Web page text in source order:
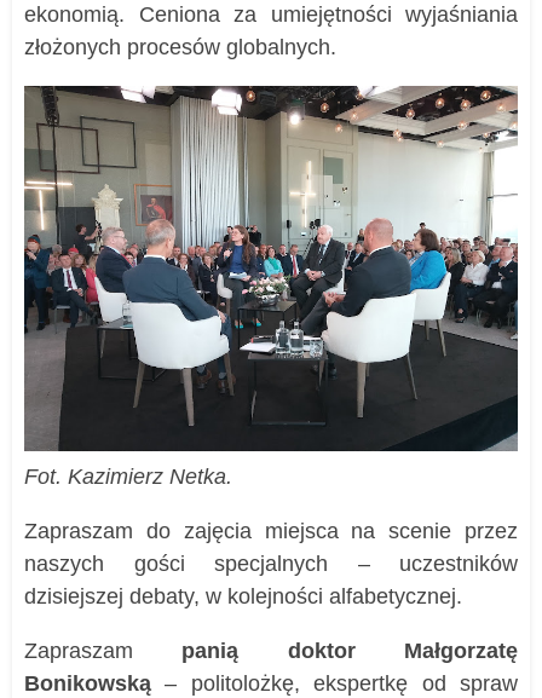
ekonomią. Ceniona za umiejętności wyjaśniania
złożonych procesów globalnych.
Fot. Kazimierz Netka.
Zapraszam do zajęcia miejsca na scenie przez
naszych gości specjalnych – uczestników
dzisiejszej debaty, w kolejności alfabetycznej.
Zapraszam panią doktor Małgorzatę
Bonikowską – politolożkę, ekspertkę od spraw